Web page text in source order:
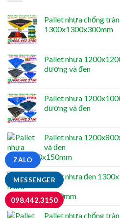
Pallet nhựa chống
1300x1300x300mm
Pallet nhựa
dương và đen
Pallet nhựa
dương và đen
Pallet nhựa
và đen
Pallet nhựa đen
Pallet nhựa chống
MESSENGER
ZALO
098.442.3150